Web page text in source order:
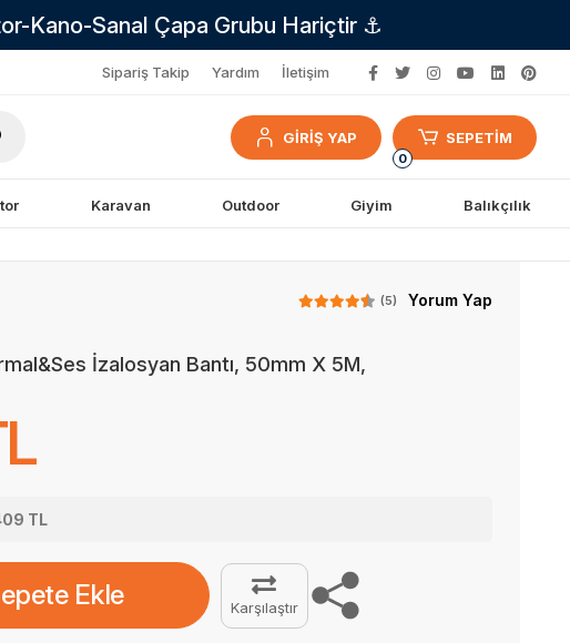
Kano-Sanal Çapa Grubu Hariçtir ⚓
Sipariş Takip Yardım İletişim
GİRİŞ YAP
0
SEPETİM
Karavan Outdoor Giyim Balıkçılık
(5)
Yorum Yap
İzalosyan Bantı, 50mm X 5M,
TL
Ekle Karşılaştır